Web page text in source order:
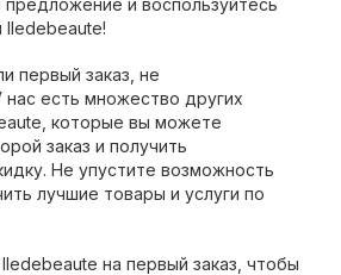
первый заказ, не
нас есть множество других
которые вы можете
заказ и получить
Не упустите возможность
лучшие товары и услуги по
на первый заказ, чтобы